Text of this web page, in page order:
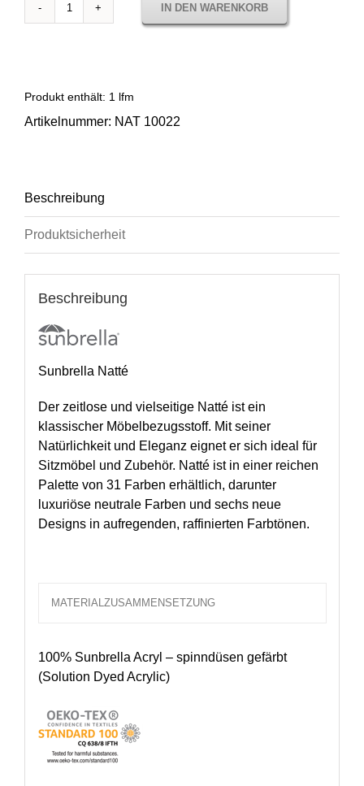
Sunbrella
NAT
IN DEN WARENKORB
Produkt enthält: 1 lfm
Artikelnummer: NAT 10022
Beschreibung
Produktsicherheit
Beschreibung
Sunbrella Natté
Der zeitlose und vielseitige Natté ist ein
klassischer Möbelbezugsstoff. Mit seiner
Natürlichkeit und Eleganz eignet er sich ideal für
Sitzmöbel und Zubehör. Natté ist in einer reichen
Palette von 31 Farben erhältlich, darunter
luxuriöse neutrale Farben und sechs neue
Designs in aufregenden, raffinierten Farbtönen.
MATERIALZUSAMMENSETZUNG
100% Sunbrella Acryl – spinndüsen gefärbt
(Solution Dyed Acrylic)